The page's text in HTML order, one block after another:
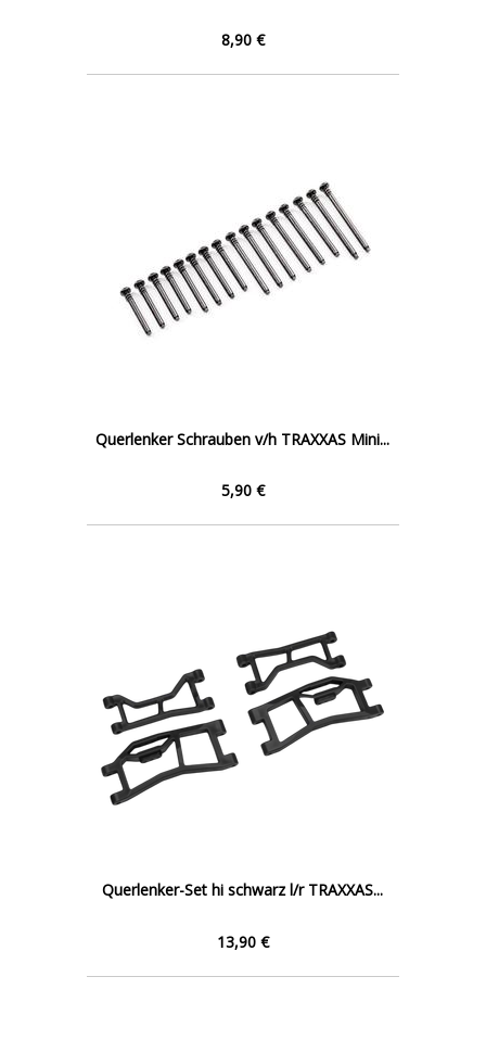
8,90 €
Querlenker Schrauben v/h TRAXXAS Mini...
5,90 €
Querlenker-Set hi schwarz l/r TRAXXAS...
13,90 €